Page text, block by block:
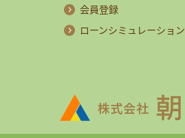
会員登録
ローンシミュレーション